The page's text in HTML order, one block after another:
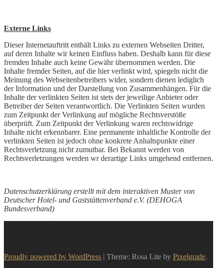
Externe Links
Dieser Internetauftritt enthält Links zu externen Webseiten Dritter,
auf deren Inhalte wir keinen Einfluss haben. Deshalb kann für diese
fremden Inhalte auch keine Gewähr übernommen werden. Die
Inhalte fremder Seiten, auf die hier verlinkt wird, spiegeln nicht die
Meinung des Webseitenbetreibers wider, sondern dienen lediglich
der Information und der Darstellung von Zusammenhängen. Für die
Inhalte der verlinkten Seiten ist stets der jeweilige Anbieter oder
Betreiber der Seiten verantwortlich. Die Verlinkten Seiten wurden
zum Zeitpunkt der Verlinkung auf mögliche Rechtsverstöße
überprüft. Zum Zeitpunkt der Verlinkung waren rechtswidrige
Inhalte nicht erkennbarer. Eine permanente inhaltliche Kontrolle der
verlinkten Seiten ist jedoch ohne konkrete Anhaltspunkte einer
Rechtsverletzung nicht zumutbar. Bei Bekannt werden von
Rechtsverletzungen werden wr derartige Links umgehend entfernen.
Datenschutzerklärung erstellt mit dem interaktiven Muster von
Deutscher Hotel- und Gaststättenverband e.V. (DEHOGA
Bundesverband)
Proudly powered by WordPress | Theme: Rosa Lite by Pixelgrade.